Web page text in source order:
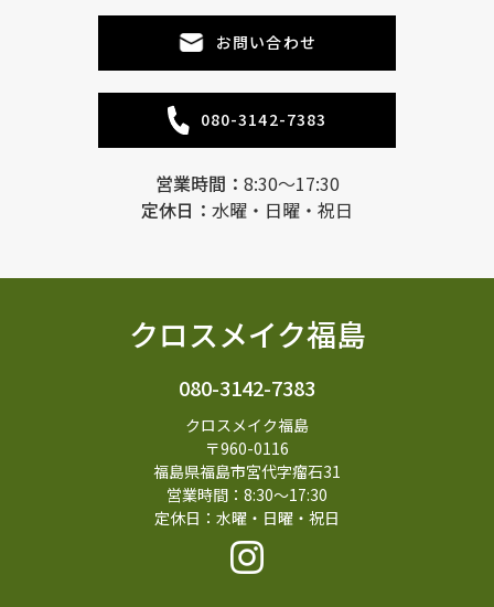
お問い合わせ
080-3142-7383
営業時間： 8:30～17:30
定休日： 水曜・日曜・祝日
クロスメイク福島
080-3142-7383
クロスメイク福島
〒960-0116
福島県福島市宮代字瘤石31
営業時間：8:30～17:30
定休日：水曜・日曜・祝日